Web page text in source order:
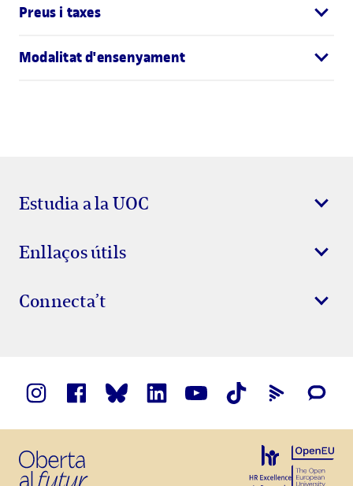
Preus i taxes
Modalitat d'ensenyament
Estudia a la UOC
Enllaços útils
Connecta’t